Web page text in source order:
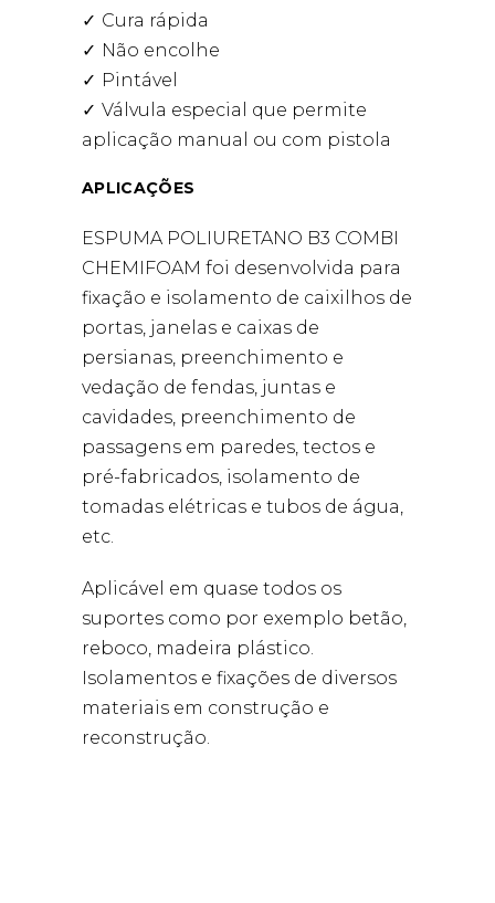
Cura rápida
Não encolhe
Pintável
Válvula especial que permite
aplicação manual ou com pistola
APLICAÇÕES
ESPUMA POLIURETANO B3 COMBI
CHEMIFOAM foi desenvolvida para
fixação e isolamento de caixilhos de
portas, janelas e caixas de
persianas, preenchimento e
vedação de fendas, juntas e
cavidades, preenchimento de
passagens em paredes, tectos e
pré-fabricados, isolamento de
tomadas elétricas e tubos de água,
etc.
Aplicável em quase todos os
suportes como por exemplo betão,
reboco, madeira plástico.
Isolamentos e fixações de diversos
materiais em construção e
reconstrução.